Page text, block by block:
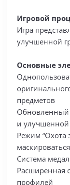
Игровой
Игра
улучшенной
Основные
предметов
Обновленный
и улучшенной
Режим “Охота
Система
Расширенная
профилей